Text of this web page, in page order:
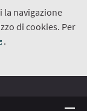
la navigazione
di cookies. Per
.